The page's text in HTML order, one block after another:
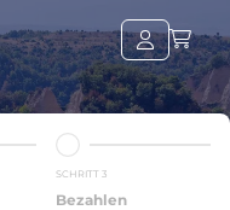
SCHRITT 3
Bezahlen